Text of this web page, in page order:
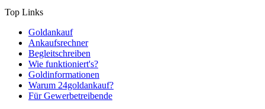
Top Links
Goldankauf
Ankaufsrechner
Begleitschreiben
Wie funktioniert's?
Goldinformationen
Warum 24goldankauf?
Für Gewerbetreibende